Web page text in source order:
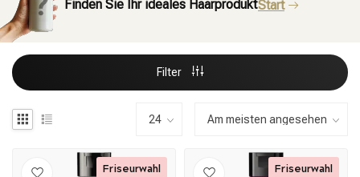
Finden Sie Ihr ideales HaarproduktStart
Filter
Friseurwahl Friseurwahl